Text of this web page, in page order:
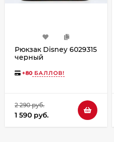
Рюкзак Disney 6029315
черный
+80 БАЛЛОВ!
2 290 руб.
1 590 руб.